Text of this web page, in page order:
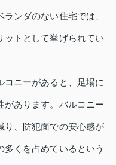
ンダのない住宅では、
ットとして挙げられてい
コニーがあると、足場に
があります。バルコニー
り、防犯面での安心感が
くを占めているという